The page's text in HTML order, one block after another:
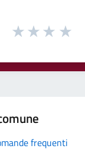
frequenti